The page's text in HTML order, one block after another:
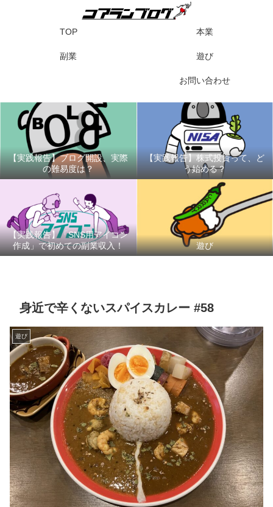
TOP 本業
副業 遊び
お問い合わせ
【実践報告】ブログ開設、実際
の難易度は？
【実践報告】株式投資って、ど
う始める？
【実践報告】「SNS用アイコン
作成」で初めての副業収入！
遊び
身近で辛くないスパイスカレー #58
遊び